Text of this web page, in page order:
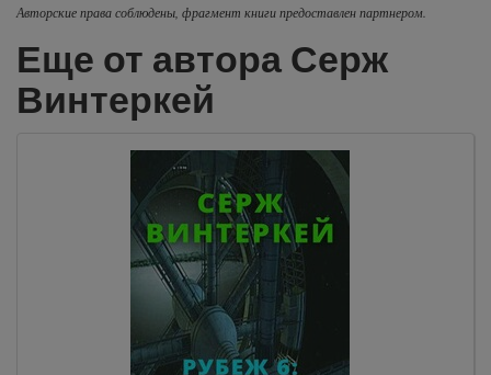
Авторские права соблюдены, фрагмент книги предоставлен партнером.
Еще от автора Серж
Винтеркей